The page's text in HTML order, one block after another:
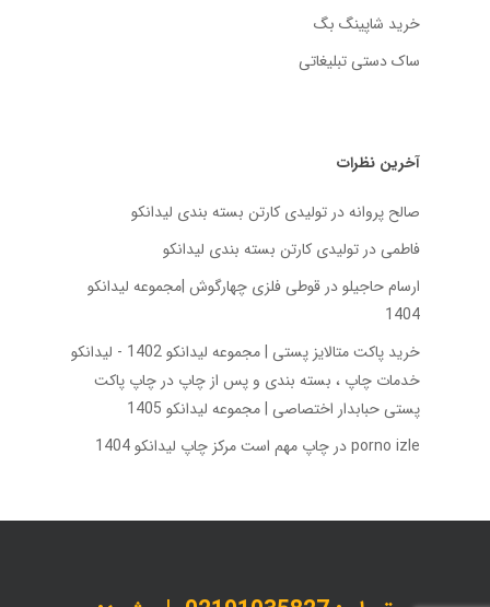
خرید شاپینگ بگ
ساک دستی تبلیغاتی
آخرین نظرات
صالح پروانهدر تولیدی کارتن بسته‌ بندی لیدانکو
فاطمیدر تولیدی کارتن بسته‌ بندی لیدانکو
ارسام حاجیلودر قوطی فلزی چهارگوش |مجموعه لیدانکو
1404
خرید پاکت متالایز پستی | مجموعه لیدانکو 1402 - لیدانکو
خدمات چاپ ، بسته بندی و پس از چاپ در چاپ پاکت
پستی حبابدار اختصاصی | مجموعه لیدانکو 1405
porno izleدر چاپ مهم است مرکز چاپ لیدانکو 1404